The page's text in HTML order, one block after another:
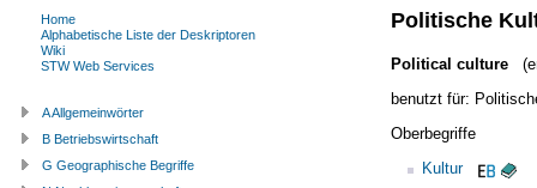
Politische
Political culture
benutzt für:
Oberbegriffe
Kultur
Home
Alphabetische Liste der Deskriptoren
Wiki
STW Web Services
A Allgemeinwörter
B Betriebswirtschaft
G Geographische Begriffe